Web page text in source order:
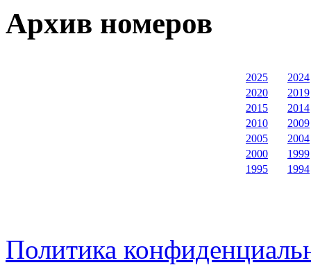
Архив номеров
2025
2024
2020
2019
2015
2014
2010
2009
2005
2004
2000
1999
1995
1994
Политика